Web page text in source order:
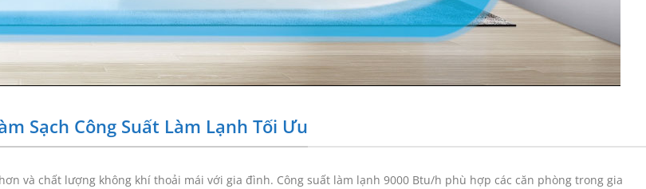
Sạch Công Suất Làm Lạnh Tối Ưu
và chất lượng không khí thoải mái với gia đình. Công suất làm lạnh 9000 Btu/h phù hợp các căn phòng trong gia